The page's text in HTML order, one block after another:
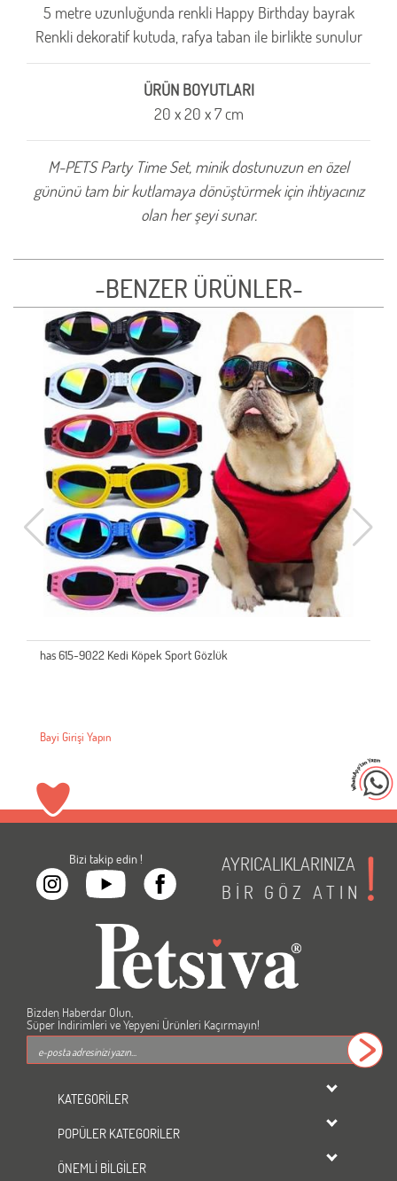
5 metre uzunluğunda renkli Happy Birthday bayrak
Renkli dekoratif kutuda, rafya taban ile birlikte sunulur
ÜRÜN BOYUTLARI
20 x 20 x 7 cm
M-PETS Party Time Set, minik dostunuzun en özel
gününü tam bir kutlamaya dönüştürmek için ihtiyacınız
olan her şeyi sunar.
-BENZER ÜRÜNLER-
has 615-9022 Kedi Köpek Sport Gözlük
Bayi Girişi Yapın
Bizi takip edin !
AYRICALIKLARINIZA
BİR GÖZ ATIN
Bizden Haberdar Olun,
Süper İndirimleri ve Yepyeni Ürünleri Kaçırmayın!
KATEGORİLER
dondurulmuş ürünler
KÖPEK
POPÜLER KATEGORİLER
Kedi Maması
ÖNEMLİ BİLGİLER